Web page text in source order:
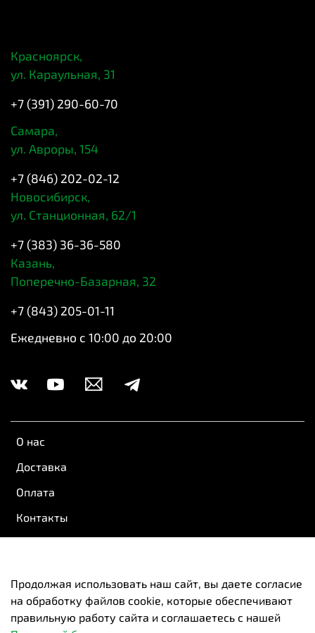
О нас
Доставка
Оплата
Контакты
Пользовательское соглашение
Оферта и политика конфиденциальности
Красноярск,
ул. Караульная, 31
+7 (391) 290-60-70
Самара,
ул. Авроры, 154
+7 (846) 202-02-12
Новосибирск,
ул. Станционная, 62/1
+7 (383) 36-36-580
Казань,
Поперечно-Базарная, 32
+7 (843) 205-01-11
Ежедневно с 10:00 до 20:00
Продолжая использовать наш сайт, вы даете согласие
на обработку файлов cookie, которые обеспечивают
правильную работу сайта и соглашаетесь с нашей